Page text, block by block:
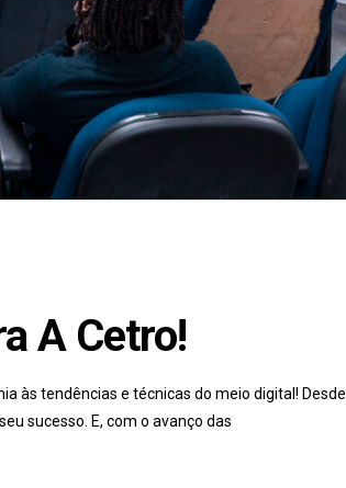
A Cetro!
às tendências e técnicas do meio digital! Desde
sucesso. E, com o avanço das